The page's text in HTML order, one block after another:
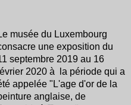
musée du Luxembourg
une exposition du
septembre 2019 au 16
2020 à la période qui a
appelée "L'age d'or de la
anglaise, de